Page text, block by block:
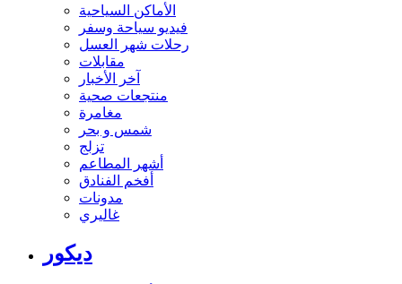
الأماكن السياحية
فيديو سياحة وسفر
رحلات شهر العسل
مقابلات
آخر الأخبار
منتجعات صحية
مغامرة
شمس و بحر
تزلج
أشهر المطاعم
أفخم الفنادق
مدونات
غاليري
ديكور